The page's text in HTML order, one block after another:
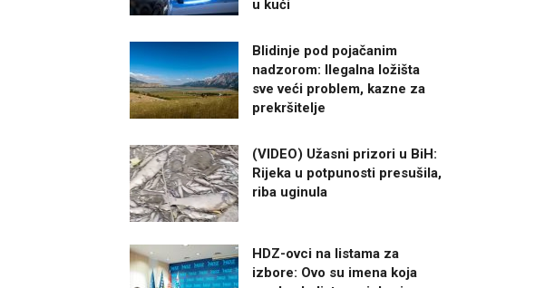
u kući
Blidinje pod pojačanim
nadzorom: Ilegalna ložišta
sve veći problem, kazne za
prekršitelje
(VIDEO) Užasni prizori u BiH:
Rijeka u potpunosti presušila,
riba uginula
HDZ-ovci na listama za
izbore: Ovo su imena koja